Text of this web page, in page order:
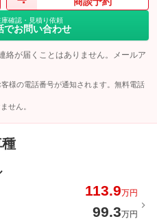
庫確認・見積り依頼
でお問い合わせ
絡が届くことはありません。メールア
様の電話番号が通知されます。無料電話
せん。
113.9万円
99.3万円